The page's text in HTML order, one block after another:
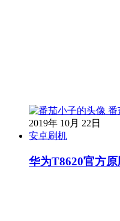
番
2019年 10月 22日
安卓刷机
华为T8620官方